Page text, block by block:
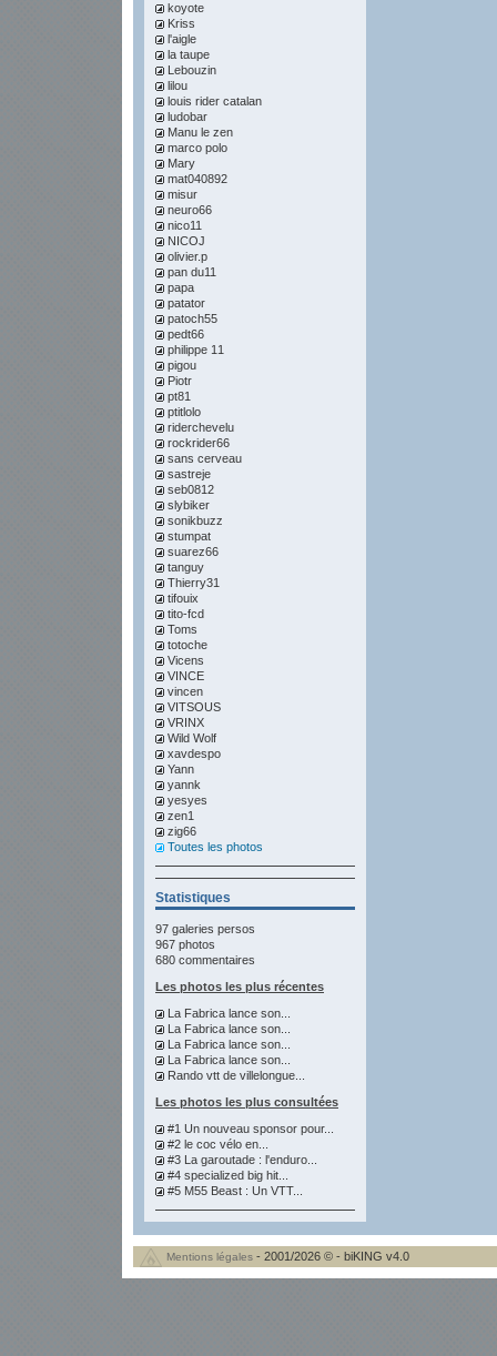
koyote
Kriss
l'aigle
la taupe
Lebouzin
lilou
louis rider catalan
ludobar
Manu le zen
marco polo
Mary
mat040892
misur
neuro66
nico11
NICOJ
olivier.p
pan du11
papa
patator
patoch55
pedt66
philippe 11
pigou
Piotr
pt81
ptitlolo
riderchevelu
rockrider66
sans cerveau
sastreje
seb0812
slybiker
sonikbuzz
stumpat
suarez66
tanguy
Thierry31
tifouix
tito-fcd
Toms
totoche
Vicens
VINCE
vincen
VITSOUS
VRINX
Wild Wolf
xavdespo
Yann
yannk
yesyes
zen1
zig66
Toutes les photos
Statistiques
97 galeries persos
967 photos
680 commentaires
Les photos les plus récentes
La Fabrica lance son...
La Fabrica lance son...
La Fabrica lance son...
La Fabrica lance son...
Rando vtt de villelongue...
Les photos les plus consultées
#1 Un nouveau sponsor pour...
#2 le coc vélo en...
#3 La garoutade : l'enduro...
#4 specialized big hit...
#5 M55 Beast : Un VTT...
Mentions légales - 2001/2026 © - biKING v4.0